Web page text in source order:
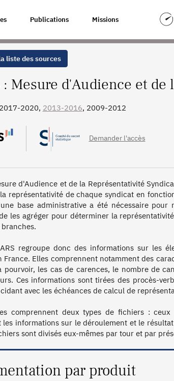
Publications Missions
SYNDICALE
liste des sources
: Mesure d'Audience et
2017-2020, 2013-2016, 2009-2012
Demander l'accès
d'Audience et de la Représentativité
représentativité de chaque syndicat en
base administrative a été nécessaire
les agréger pour déterminer la
regroupe donc des informations sur les
France. Elles comprennent notamment des
pourvoir, les cas de carences, le nombre de
Ces informations sont tirées des procès-
avec les échéances de calcul de
comprennent deux types de fichiers :
les informations sur le déroulement et le
par produit